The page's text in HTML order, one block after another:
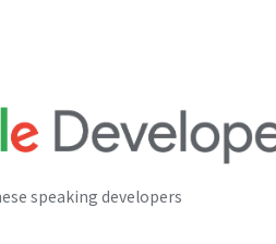
speaking developers